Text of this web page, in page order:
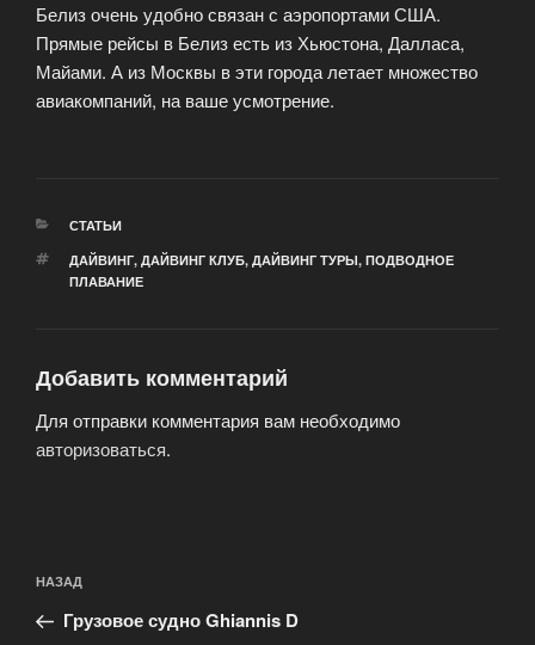
Белиз очень удобно связан с аэропортами США.
Прямые рейсы в Белиз есть из Хьюстона, Далласа,
Майами. А из Москвы в эти города летает множество
авиакомпаний, на ваше усмотрение.
РУБРИКИ
СТАТЬИ
МЕТКИ
ДАЙВИНГ, ДАЙВИНГ КЛУБ, ДАЙВИНГ ТУРЫ, ПОДВОДНОЕ
ПЛАВАНИЕ
Добавить комментарий
Для отправки комментария вам необходимо
авторизоваться.
по
записям
Предыдущая
запись:
НАЗАД
Грузовое судно Ghiannis D